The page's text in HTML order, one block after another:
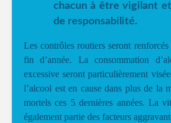
chacun à être vigilant
de responsabilité.
Les contrôles routiers seront
fin d’année. La consommation
excessive seront particulièrement
l’alcool est en cause dans plus de la
mortels ces 5 dernières années. La
également partie des facteurs